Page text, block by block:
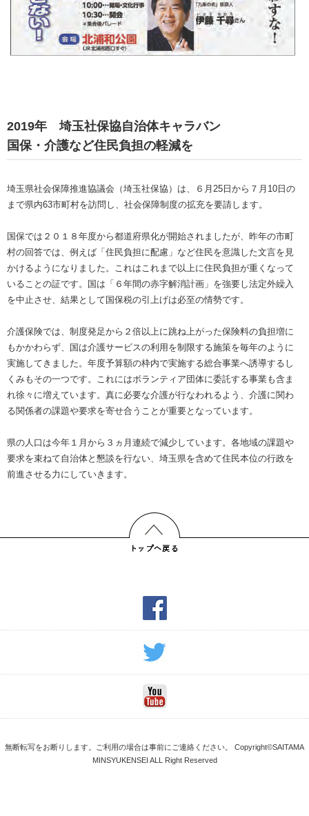
2019年 埼玉社保協自治体キャラバン
国保・介護など住民負担の軽減を
埼玉県社会保障推進協議会（埼玉社保協）は、６月25日から７月10日の
まで県内63市町村を訪問し、社会保障制度の拡充を要請します。
国保では２０１８年度から都道府県化が開始されましたが、昨年の市町
村の回答では、例えば「住民負担に配慮」など住民を意識した文言を見
かけるようになりました。これはこれまで以上に住民負担が重くなって
いることの証です。国は「６年間の赤字解消計画」を強要し法定外繰入
を中止させ、結果として国保税の引上げは必至の情勢です。
介護保険では、制度発足から２倍以上に跳ね上がった保険料の負担増に
もかかわらず、国は介護サービスの利用を制限する施策を毎年のように
実施してきました。年度予算額の枠内で実施する総合事業へ誘導するし
くみもその一つです。これにはボランティア団体に委託する事業も含ま
れ徐々に増えています。真に必要な介護が行なわれるよう、介護に関わ
る関係者の課題や要求を寄せ合うことが重要となっています。
県の人口は今年１月から３ヵ月連続で減少しています。各地域の課題や
要求を束ねて自治体と懇談を行ない、埼玉県を含めて住民本位の行政を
前進させる力にしていきます。
無断転写をお断りします。ご利用の場合は事前にご連絡ください。 Copyright©SAITAMA
MINSYUKENSEI ALL Right Reserved